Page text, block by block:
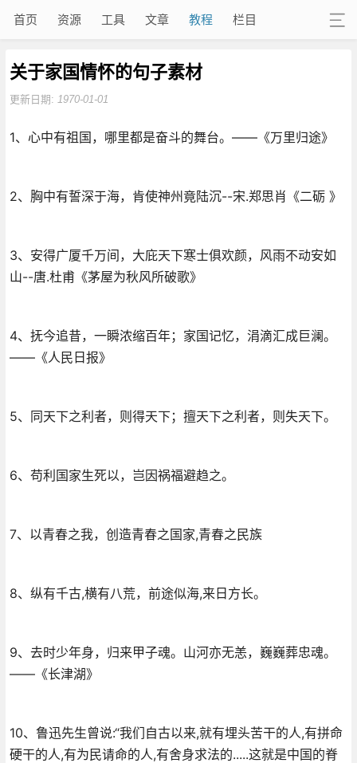
首页 资源 工具 文章 教程 栏目
关于家国情怀的句子素材
更新日期: 1970-01-01
1、心中有祖国，哪里都是奋斗的舞台。——《万里归途》
2、胸中有誓深于海，肯使神州竟陆沉--宋.郑思肖《二砺 》
3、安得广厦千万间，大庇天下寒士俱欢颜，风雨不动安如
山--唐.杜甫《茅屋为秋风所破歌》
4、抚今追昔，一瞬浓缩百年；家国记忆，涓滴汇成巨澜。
——《人民日报》
5、同天下之利者，则得天下；擅天下之利者，则失天下。
6、苟利国家生死以，岂因祸福避趋之。
7、以青春之我，创造青春之国家,青春之民族
8、纵有千古,横有八荒，前途似海,来日方长。
9、去时少年身，归来甲子魂。山河亦无恙，巍巍葬忠魂。
——《长津湖》
10、鲁迅先生曾说:“我们自古以来,就有埋头苦干的人,有拼命
硬干的人,有为民请命的人,有舍身求法的.....这就是中国的脊